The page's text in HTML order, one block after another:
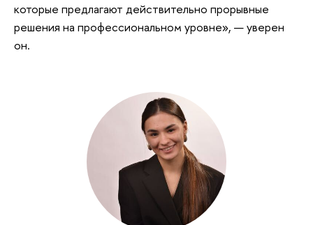
которые предлагают действительно прорывные
решения на профессиональном уровне», — уверен
он.